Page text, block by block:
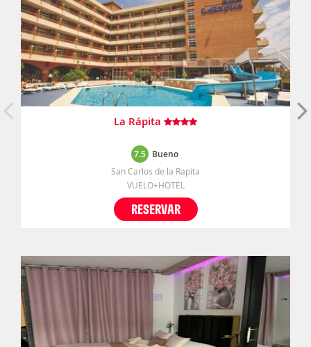
La Rápita
7.5 Bueno
San Carlos de la Rapita
VUELO+HOTEL
RESERVAR